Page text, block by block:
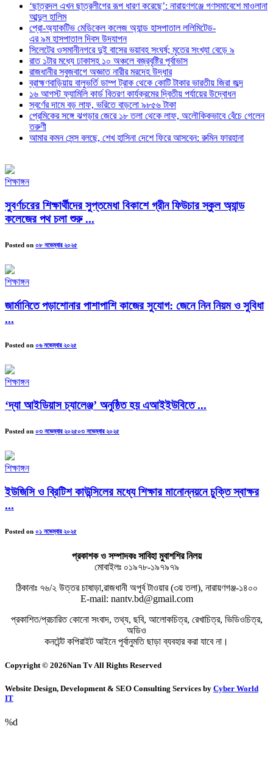
‘ছাত্রদল এখন ছাত্রলীগের রূপ ধারণ করেছে’: নারায়ণগঞ্জে গণসমাবেশে মাওলানা
আব্দুল হালিম
প্রো-অ্যাকটিভ মেডিকেল কলেজ অ্যান্ড হাসপাতাল ললিমিটেড-
এর ৯ম হাসপাতাল দিবস উদযাপন
সিলেটের ওসমানীনগরে দুই বাসের ভয়াবহ সংঘর্ষ; মৃতের সংখ্যা বেড়ে ৯
রাত ১টার মধ্যে ঢাকাসহ ১০ অঞ্চলে বজ্রবৃষ্টির পূর্বাভাস
রাজধানীর সবুজবাগে অজ্ঞাত নারীর মরদেহ উদ্ধার
ব্রাহ্মণবাড়িয়ায় বালুভর্তি ডাম্প ট্রাক থেকে কোটি টাকার ভারতীয় জিরা জব্দ
১৬ আগস্ট ফ্যামিলি কার্ড বিতরণ কার্যক্রমের দ্বিতীয় পর্যায়ের উদ্বোধন
স্বর্ণের দামে বড় লাফ, ভরিতে বাড়লো ৯৮৫৬ টাকা
প্রেমিকের সঙ্গে ঝগড়ার জেরে ১৮ তলা থেকে লাফ, অলৌকিকভাবে বেঁচে গেলেন
তরুণী
আমার কমন সেন্স বলছে, শেখ হাসিনা দেশে ফিরে আসবেন: রুমিন ফারহানা
শিক্ষাঙ্গন
সুবর্ণচরের শিক্ষার্থীদের সুপ্তমেধা বিকাশে গ্রীন ফিউচার স্কুল অ্যান্ড
কলেজের পথ চলা শুরু ...
Posted on ০৮ নভেম্বার ২০২৫
শিক্ষাঙ্গন
জার্মানিতে পড়াশোনার পাশাপাশি কাজের সুযোগ: জেনে নিন নিয়ম ও সুবিধা
...
Posted on ০৬ নভেম্বার ২০২৫
শিক্ষাঙ্গন
‘দ্যা আইডিয়াস চ্যালেঞ্জ’ অনুষ্ঠিত হয় এআইইউবিতে ...
Posted on ০৩ নভেম্বার ২০২৫০৩ নভেম্বার ২০২৫
শিক্ষাঙ্গন
ইউজিসি ও ব্রিটিশ কাউন্সিলের মধ্যে শিক্ষার মানোন্নয়নে চুক্তি স্বাক্ষর
...
Posted on ০১ নভেম্বার ২০২৫
প্রকাশক ও সম্পাদকঃ সাবিহা মুবাশশির নিলয়
মোবাইলঃ ০১৯৭৮-১৯৭৯৭৯
ঠিকানাঃ ৭৬/২ উত্তর চাষাড়া,রাজধানী অপূর্ব টাওয়ার (৩য় তলা), নারায়ণগঞ্জ-১৪০০
E-mail: nantv.bd@gmail.com
প্রকাশিত/প্রচারিত কোনো সংবাদ, তথ্য, ছবি, আলোকচিত্র, রেখাচিত্র, ভিডিওচিত্র,
অডিও
কনটেন্ট কপিরাইট আইনে পূর্বানুমতি ছাড়া ব্যবহার করা যাবে না।
Copyright © 2026Nan Tv All Rights Reserved
Website Design, Development & SEO Consulting Services by Cyber World
IT
%d